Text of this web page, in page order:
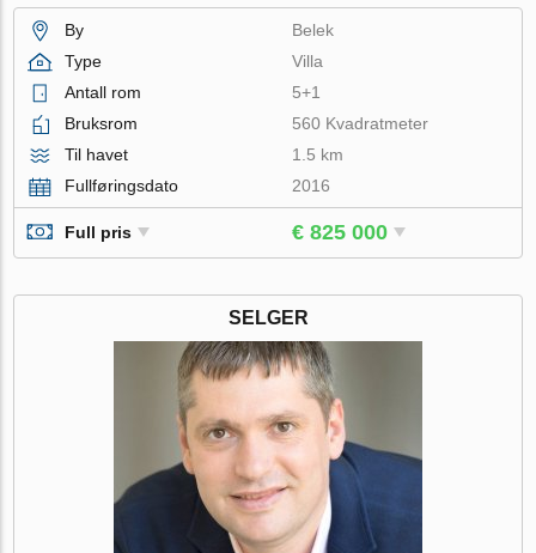
By
Belek
Type
Villa
Antall rom
5+1
Bruksrom
560 Kvadratmeter
Til havet
1.5 km
Fullføringsdato
2016
Full pris € 825 000
SELGER